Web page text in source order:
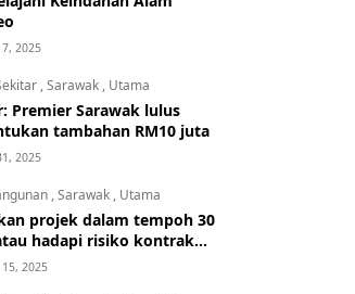
2025
,Sarawak , Utama
Premier Sarawak lulus
tambahan RM10 juta
2025
,Sarawak , Utama
projek dalam tempoh 30
hadapi risiko kontrak
2025